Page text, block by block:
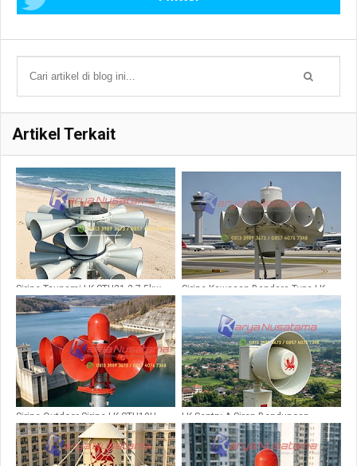
Artikel Terkait
Sirine Tsunami LK STH21-2 7,5kw
Radius 4km
Sirine Kawasan Bandara Type LK
STH10H
Sirine Outdoor Sirine LK STH10H
untuk Bendungan
LK Sentry A Siren Bendungan,
Waduk, dan Pintu Air